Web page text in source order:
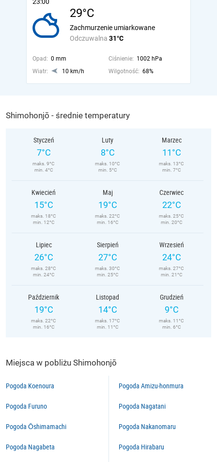
29°C
Odczuwalna 31°C
Zachmurzenie umiarkowane
Opad: 0 mm Ciśnienie: 1002 hPa
Wiatr:
10 km/h Wilgotność: 68%
Shimohonjō - średnie temperatury
Styczeń
7°C
maks. 9°C
min. 4°C
Luty
8°C
maks. 10°C
min. 5°C
Marzec
11°C
maks. 13°C
min. 7°C
Kwiecień
15°C
maks. 18°C
min. 12°C
Maj
19°C
maks. 22°C
min. 16°C
Czerwiec
22°C
maks. 25°C
min. 20°C
Lipiec
26°C
maks. 28°C
min. 24°C
Sierpień
27°C
maks. 30°C
min. 25°C
Wrzesień
24°C
maks. 27°C
min. 21°C
Październik
19°C
maks. 22°C
min. 16°C
Listopad
14°C
maks. 17°C
min. 11°C
Grudzień
9°C
maks. 11°C
min. 6°C
Miejsca w pobliżu Shimohonjō
Pogoda Koenoura
Pogoda Furuno
Pogoda Ōshimamachi
Pogoda Nagabeta
Pogoda Amizu-honmura
Pogoda Nagatani
Pogoda Nakanomaru
Pogoda Hirabaru